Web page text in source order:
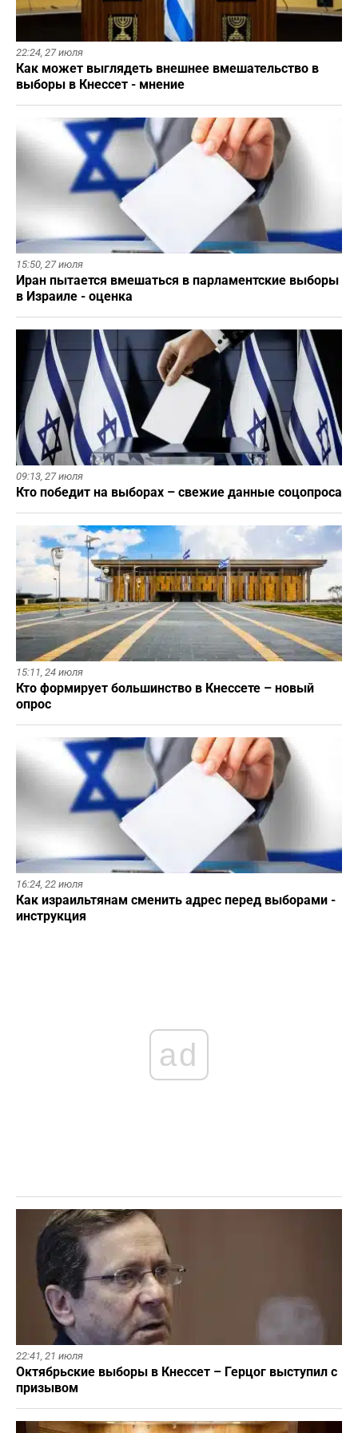
22:24, 27 июля
Как может выглядеть внешнее вмешательство в
выборы в Кнессет - мнение
15:50, 27 июля
Иран пытается вмешаться в парламентские выборы
в Израиле - оценка
09:13, 27 июля
Кто победит на выборах – свежие данные соцопроса
15:11, 24 июля
Кто формирует большинство в Кнессете – новый
опрос
16:24, 22 июля
Как израильтянам сменить адрес перед выборами -
инструкция
ad
22:41, 21 июля
Октябрьские выборы в Кнессет – Герцог выступил с
призывом